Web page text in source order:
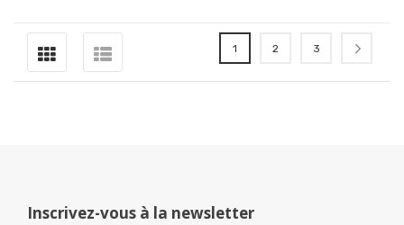
Page
1 2 3
Inscrivez-vous à la newsletter